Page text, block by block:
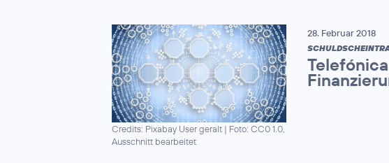
Credits: Pixabay User geralt | Foto: CC0 1.0,
Ausschnitt bearbeitet
28. Februar 2018